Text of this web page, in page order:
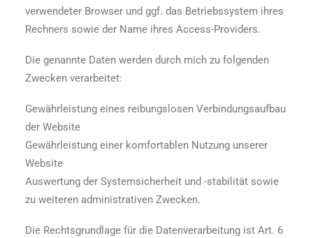
verwendeter Browser und ggf. das Betriebssystem ihres
Rechners sowie der Name ihres Access-Providers.
Die genannte Daten werden durch mich zu folgenden
Zwecken verarbeitet:
Gewährleistung eines reibungslosen Verbindungsaufbau
der Website
Gewährleistung einer komfortablen Nutzung unserer
Website
Auswertung der Systemsicherheit und -stabilität sowie
zu weiteren administrativen Zwecken.
Die Rechtsgrundlage für die Datenverarbeitung ist Art. 6